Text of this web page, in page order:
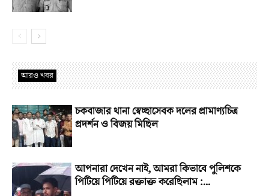
আরও খবর
চকবাজার থানা স্বেচ্ছাসেবক দলের প্রামাণ্যচিত্র
প্রদর্শন ও বিজয় মিছিল
আপনারা দেখেন নাই, আমরা কিভাবে পুলিশকে
পিটিয়ে পিটিয়ে রক্তাক্ত করেছিলাম :...